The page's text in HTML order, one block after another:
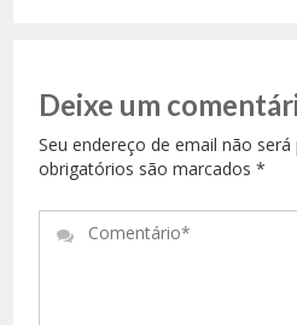
Deixe um
Seu endereço de email não
obrigatórios são marcados *